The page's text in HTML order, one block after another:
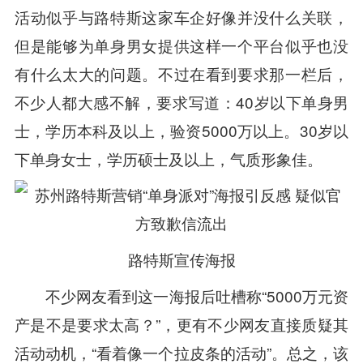
活动似乎与路特斯这家车企好像并没什么关联，
但是能够为单身男女提供这样一个平台似乎也没
有什么太大的问题。不过在看到要求那一栏后，
不少人都大感不解，要求写道：40岁以下单身男
士，学历本科及以上，验资5000万以上。30岁以
下单身女士，学历硕士及以上，气质形象佳。
路特斯宣传海报
不少网友看到这一海报后吐槽称“5000万元资
产是不是要求太高？”，更有不少网友直接质疑其
活动动机，“看着像一个拉皮条的活动”。总之，该